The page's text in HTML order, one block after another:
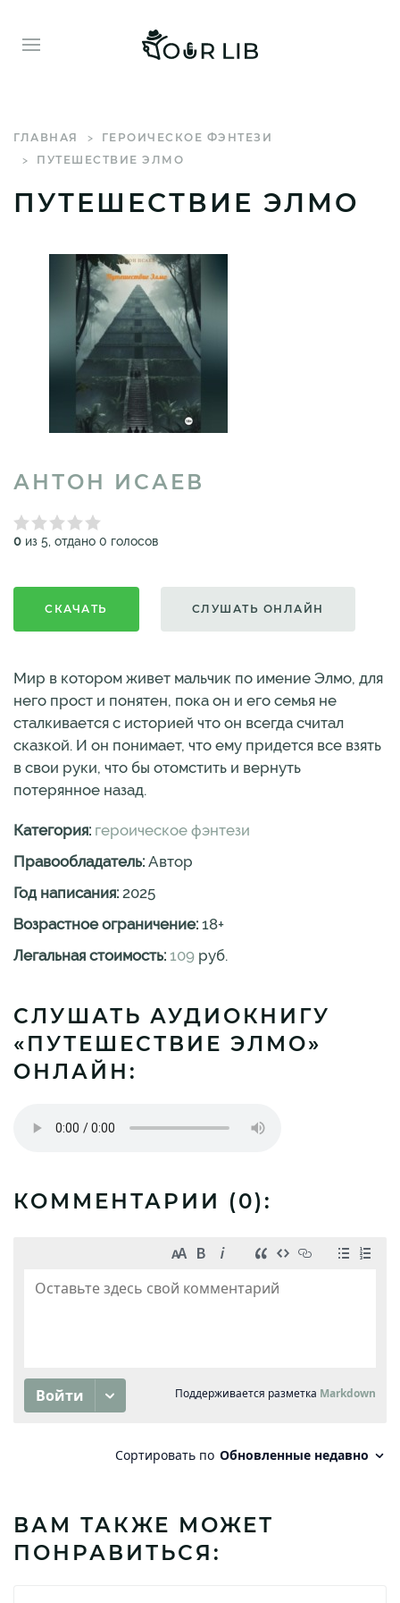
ГЛАВНАЯ
ГЕРОИЧЕСКОЕ ФЭНТЕЗИ
ПУТЕШЕСТВИЕ ЭЛМО
ПУТЕШЕСТВИЕ ЭЛМО
АНТОН ИСАЕВ
0 из 5, отдано 0 голосов
СКАЧАТЬ СЛУШАТЬ ОНЛАЙН
Мир в котором живет мальчик по имение Элмо, для
него прост и понятен, пока он и его семья не
сталкивается с историей что он всегда считал
сказкой. И он понимает, что ему придется все взять
в свои руки, что бы отомстить и вернуть
потерянное назад.
Категория: героическое фэнтези
Правообладатель: Автор
Год написания: 2025
Возрастное ограничение: 18+
Легальная стоимость: 109 руб.
СЛУШАТЬ АУДИОКНИГУ
«ПУТЕШЕСТВИЕ ЭЛМО»
ОНЛАЙН:
КОММЕНТАРИИ (0):
ВАМ ТАКЖЕ МОЖЕТ
ПОНРАВИТЬСЯ: